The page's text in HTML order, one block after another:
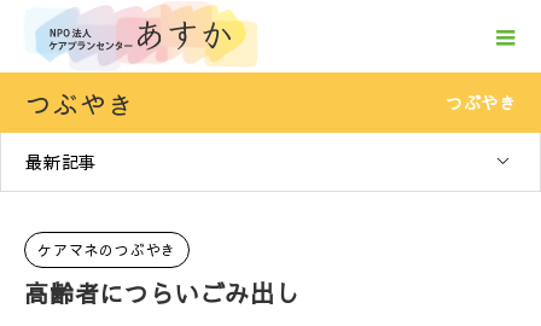
つぶやき つぶやき
最新記事
ケアマネのつぶやき
高齢者につらいごみ出し